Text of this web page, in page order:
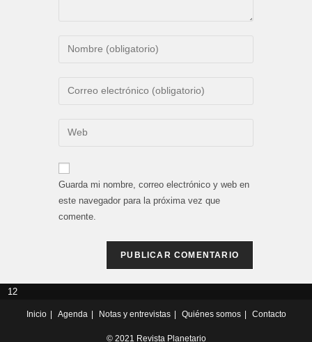
Introduce
de
para
comentar
Introduce
electrónico
para
comentar
Introduce
URL
de
web
Guarda mi nombre, correo electrónico y web en
este navegador para la próxima vez que
comente.
12
Inicio Agenda Notas y entrevistas Quiénes somos Contacto
© 2021 Revista Planetario